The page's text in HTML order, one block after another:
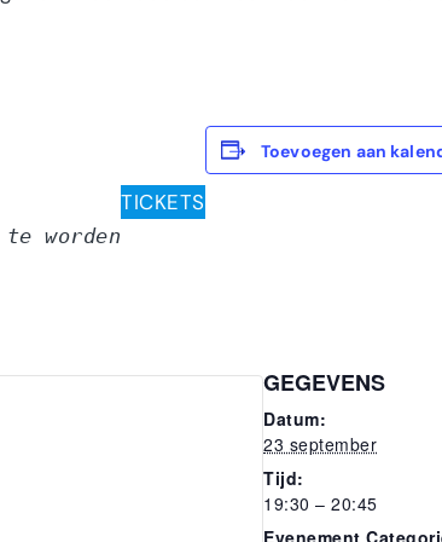
worden
TICKETS
Toevoegen aan
GEGEVENS
Datum:
23 september
Tijd:
19:30 – 20:45
Evenement